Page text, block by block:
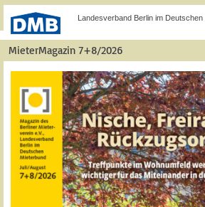
Landesverband Berlin im Deutschen
MieterMagazin 7+8/2026